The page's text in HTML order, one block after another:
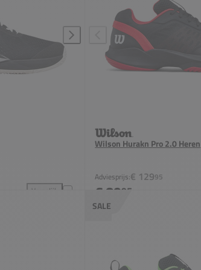
Vergelijk
Wilson Bela Tour Padel Heren toevoegen aan
Wilson Hurakn Pro 2.0 Heren
Adviesprijs:€ 12995
€ 8995
SALE